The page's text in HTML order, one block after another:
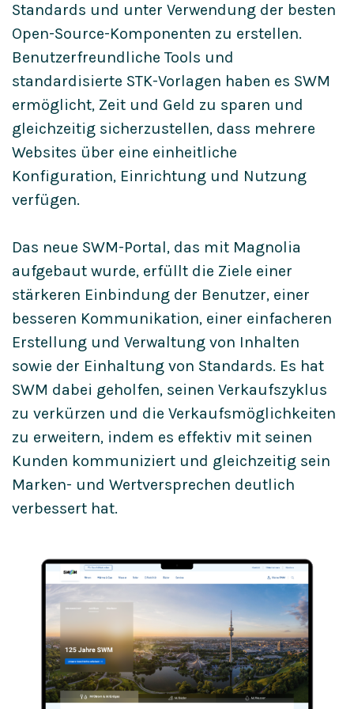
Standards und unter Verwendung der besten
Open-Source-Komponenten zu erstellen.
Benutzerfreundliche Tools und
standardisierte STK-Vorlagen haben es SWM
ermöglicht, Zeit und Geld zu sparen und
gleichzeitig sicherzustellen, dass mehrere
Websites über eine einheitliche
Konfiguration, Einrichtung und Nutzung
verfügen.
Das neue SWM-Portal, das mit Magnolia
aufgebaut wurde, erfüllt die Ziele einer
stärkeren Einbindung der Benutzer, einer
besseren Kommunikation, einer einfacheren
Erstellung und Verwaltung von Inhalten
sowie der Einhaltung von Standards. Es hat
SWM dabei geholfen, seinen Verkaufszyklus
zu verkürzen und die Verkaufsmöglichkeiten
zu erweitern, indem es effektiv mit seinen
Kunden kommuniziert und gleichzeitig sein
Marken- und Wertversprechen deutlich
verbessert hat.